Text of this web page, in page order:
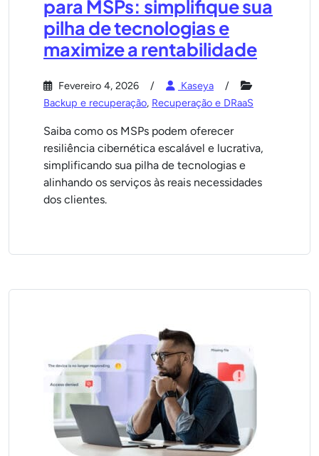
para MSPs: simplifique sua
pilha de tecnologias e
maximize a rentabilidade
Fevereiro 4, 2026
Kaseya
Backup e recuperação, Recuperação e DRaaS
Saiba como os MSPs podem oferecer
resiliência cibernética escalável e lucrativa,
simplificando sua pilha de tecnologias e
alinhando os serviços às reais necessidades
dos clientes.